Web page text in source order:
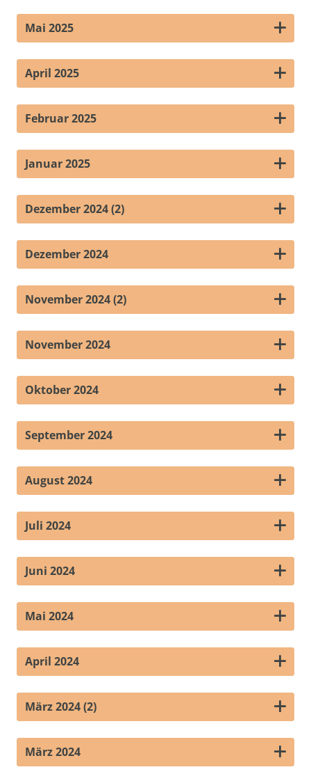
Mai 2025
April 2025
Februar 2025
Januar 2025
Dezember 2024 (2)
Dezember 2024
November 2024 (2)
November 2024
Oktober 2024
September 2024
August 2024
Juli 2024
Juni 2024
Mai 2024
April 2024
März 2024 (2)
März 2024